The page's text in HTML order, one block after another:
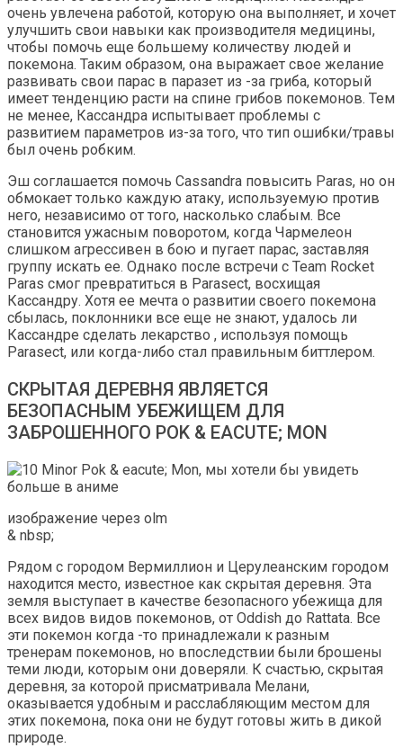
очень увлечена работой, которую она выполняет, и хочет
улучшить свои навыки как производителя медицины,
чтобы помочь еще большему количеству людей и
покемона. Таким образом, она выражает свое желание
развивать свои парас в паразет из -за гриба, который
имеет тенденцию расти на спине грибов покемонов. Тем
не менее, Кассандра испытывает проблемы с
развитием параметров из-за того, что тип ошибки/травы
был очень робким.
Эш соглашается помочь Cassandra повысить Paras, но он
обмокает только каждую атаку, используемую против
него, независимо от того, насколько слабым. Все
становится ужасным поворотом, когда Чармелеон
слишком агрессивен в бою и пугает парас, заставляя
группу искать ее. Однако после встречи с Team Rocket
Paras смог превратиться в Parasect, восхищая
Кассандру. Хотя ее мечта о развитии своего покемона
сбылась, поклонники все еще не знают, удалось ли
Кассандре сделать лекарство , используя помощь
Parasect, или когда-либо стал правильным биттлером.
СКРЫТАЯ ДЕРЕВНЯ ЯВЛЯЕТСЯ
БЕЗОПАСНЫМ УБЕЖИЩЕМ ДЛЯ
ЗАБРОШЕННОГО POK & EACUTE; MON
изображение через olm
& nbsp;
Рядом с городом Вермиллион и Церулеанским городом
находится место, известное как скрытая деревня. Эта
земля выступает в качестве безопасного убежища для
всех видов видов покемонов, от Oddish до Rattata. Все
эти покемон когда -то принадлежали к разным
тренерам покемонов, но впоследствии были брошены
теми люди, которым они доверяли. К счастью, скрытая
деревня, за которой присматривала Мелани,
оказывается удобным и расслабляющим местом для
этих покемона, пока они не будут готовы жить в дикой
природе.